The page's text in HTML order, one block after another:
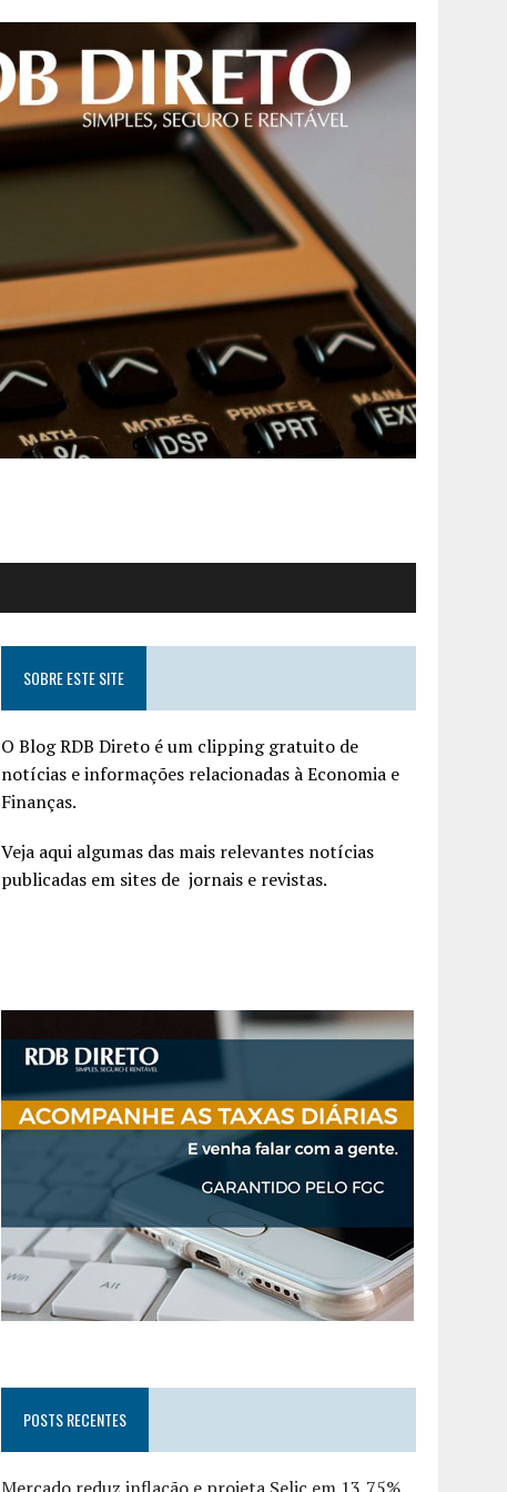
SOBRE ESTE SITE
O Blog RDB Direto é um clipping gratuito de
notícias e informações relacionadas à Economia e
Finanças.
Veja aqui algumas das mais relevantes notícias
publicadas em sites de jornais e revistas.
POSTS RECENTES
Mercado reduz inflação e projeta Selic em 13,75%